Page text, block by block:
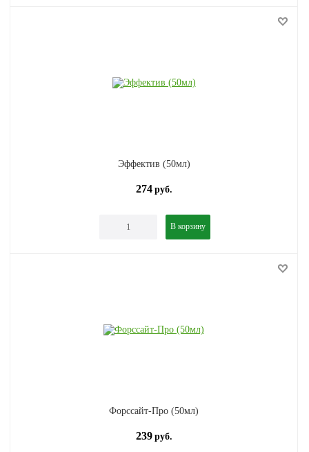
Эффектив (50мл)
274 руб.
В корзину
Форссайт-Про (50мл)
239 руб.